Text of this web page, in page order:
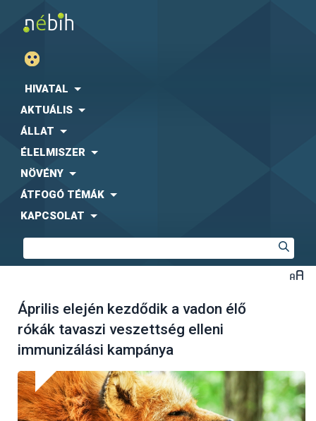
HIVATAL
AKTUÁLIS
ÁLLAT
ÉLELMISZER
NÖVÉNY
ÁTFOGÓ TÉMÁK
KAPCSOLAT
Április elején kezdődik a vadon élő
rókák tavaszi veszettség elleni
immunizálási kampánya